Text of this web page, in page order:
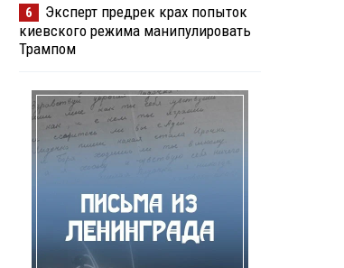
6
Эксперт предрек крах попыток
киевского режима манипулировать
Трампом